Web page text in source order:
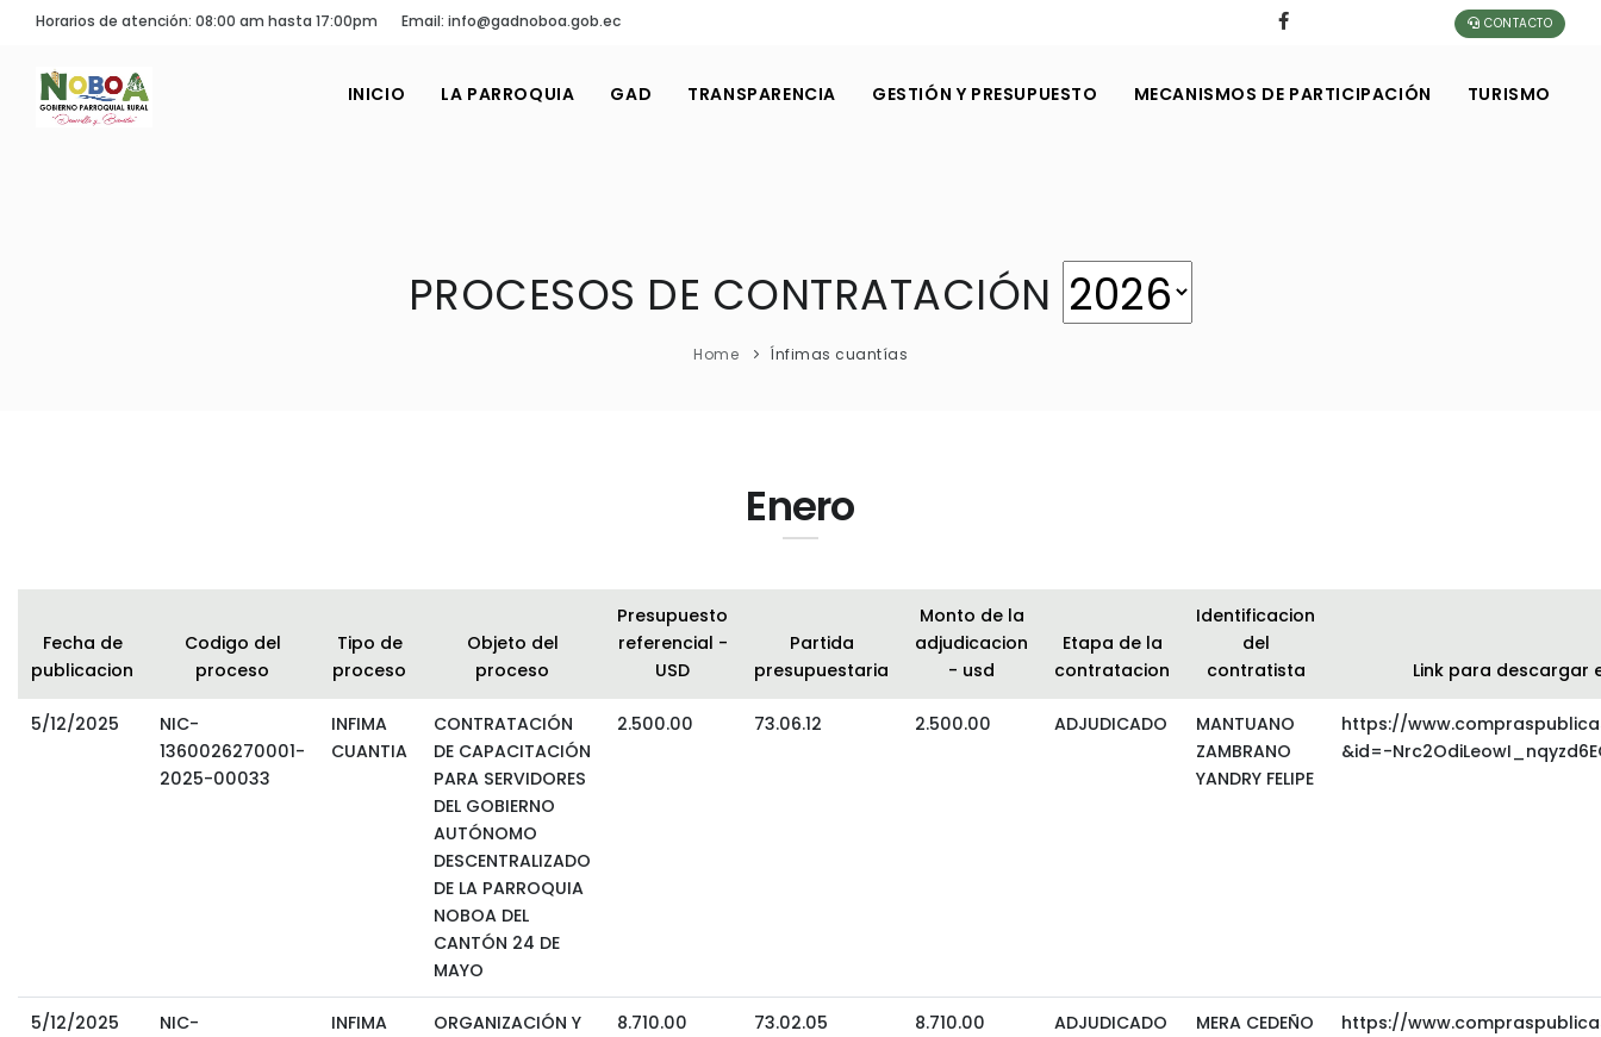
Horarios de atención: 08:00 am hasta 17:00pm Email: info@gadnoboa.gob.ec CONTACTO
INICIO LA PARROQUIA GAD TRANSPARENCIA GESTIÓN Y PRESUPUESTO MECANISMOS DE PARTICIPACIÓN TURISMO
PROCESOS DE CONTRATACIÓN
Home Ínfimas cuantías
Enero
Fecha de
publicacion
Codigo del
proceso
Tipo de
proceso
Objeto del
proceso
Presupuesto
referencial -
USD
Partida
presupuestaria
Monto de la
adjudicacion
- usd
Etapa de la
contratacion
Identificacion
del
contratista
Link para
5/12/2025
NIC-
1360026270001-
2025-00033
INFIMA
CUANTIA
CONTRATACIÓN
DE CAPACITACIÓN
PARA SERVIDORES
DEL GOBIERNO
AUTÓNOMO
DESCENTRALIZADO
DE LA PARROQUIA
NOBOA DEL
CANTÓN 24 DE
MAYO
2.500.00 73.06.12 2.500.00 ADJUDICADO
MANTUANO
ZAMBRANO
YANDRY FELIPE
https://
&id=-
5/12/2025
NIC-
INFIMA
ORGANIZACIÓN Y
8.710.00 73.02.05 8.710.00 ADJUDICADO
MERA CEDEÑO
https://